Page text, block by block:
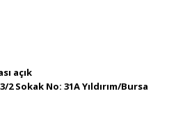
açık
2 Sokak No: 31A Yıldırım/Bursa